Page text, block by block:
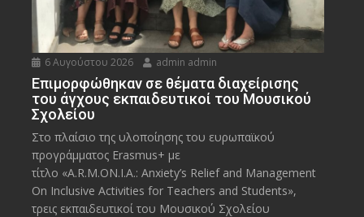
6 Αυγούστου 2026 admin admin
Eπιμορφώθηκαν σε θέματα διαχείρισης
του άγχους εκπαιδευτικοί του Μουσικού
Σχολείου
Στο πλαίσιο της υλοποίησης του ευρωπαϊκού
προγράμματος Erasmus+ με
τίτλο «A.R.M.ON.I.A.: Anxiety’s Relief and Management
On Inclusive Activities for Teachers and Students»,
τρεις εκπαιδευτικοί του Μουσικού Σχολείου